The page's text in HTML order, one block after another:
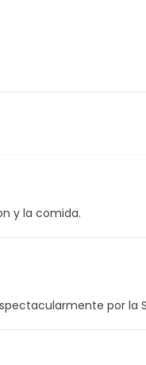
y la comida.
por la